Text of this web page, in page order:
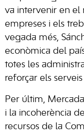
va intervenir en el
empreses i els
vegada més,
econòmica del
totes les
reforçar els serveis
Per últim,
i la incoherència
recursos de la